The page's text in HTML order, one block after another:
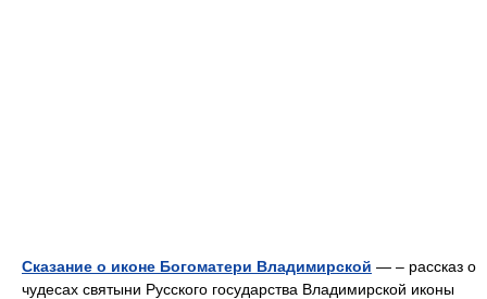
Сказание о иконе Богоматери Владимирской — – рассказ о
чудесах святыни Русского государства Владимирской иконы